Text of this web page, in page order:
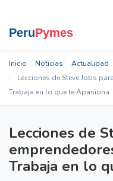
Inicio Noticias
Actualidad
Lecciones de Steve Jobs
Trabaja en lo que te Apasiona
Lecciones de
Trabaja en lo